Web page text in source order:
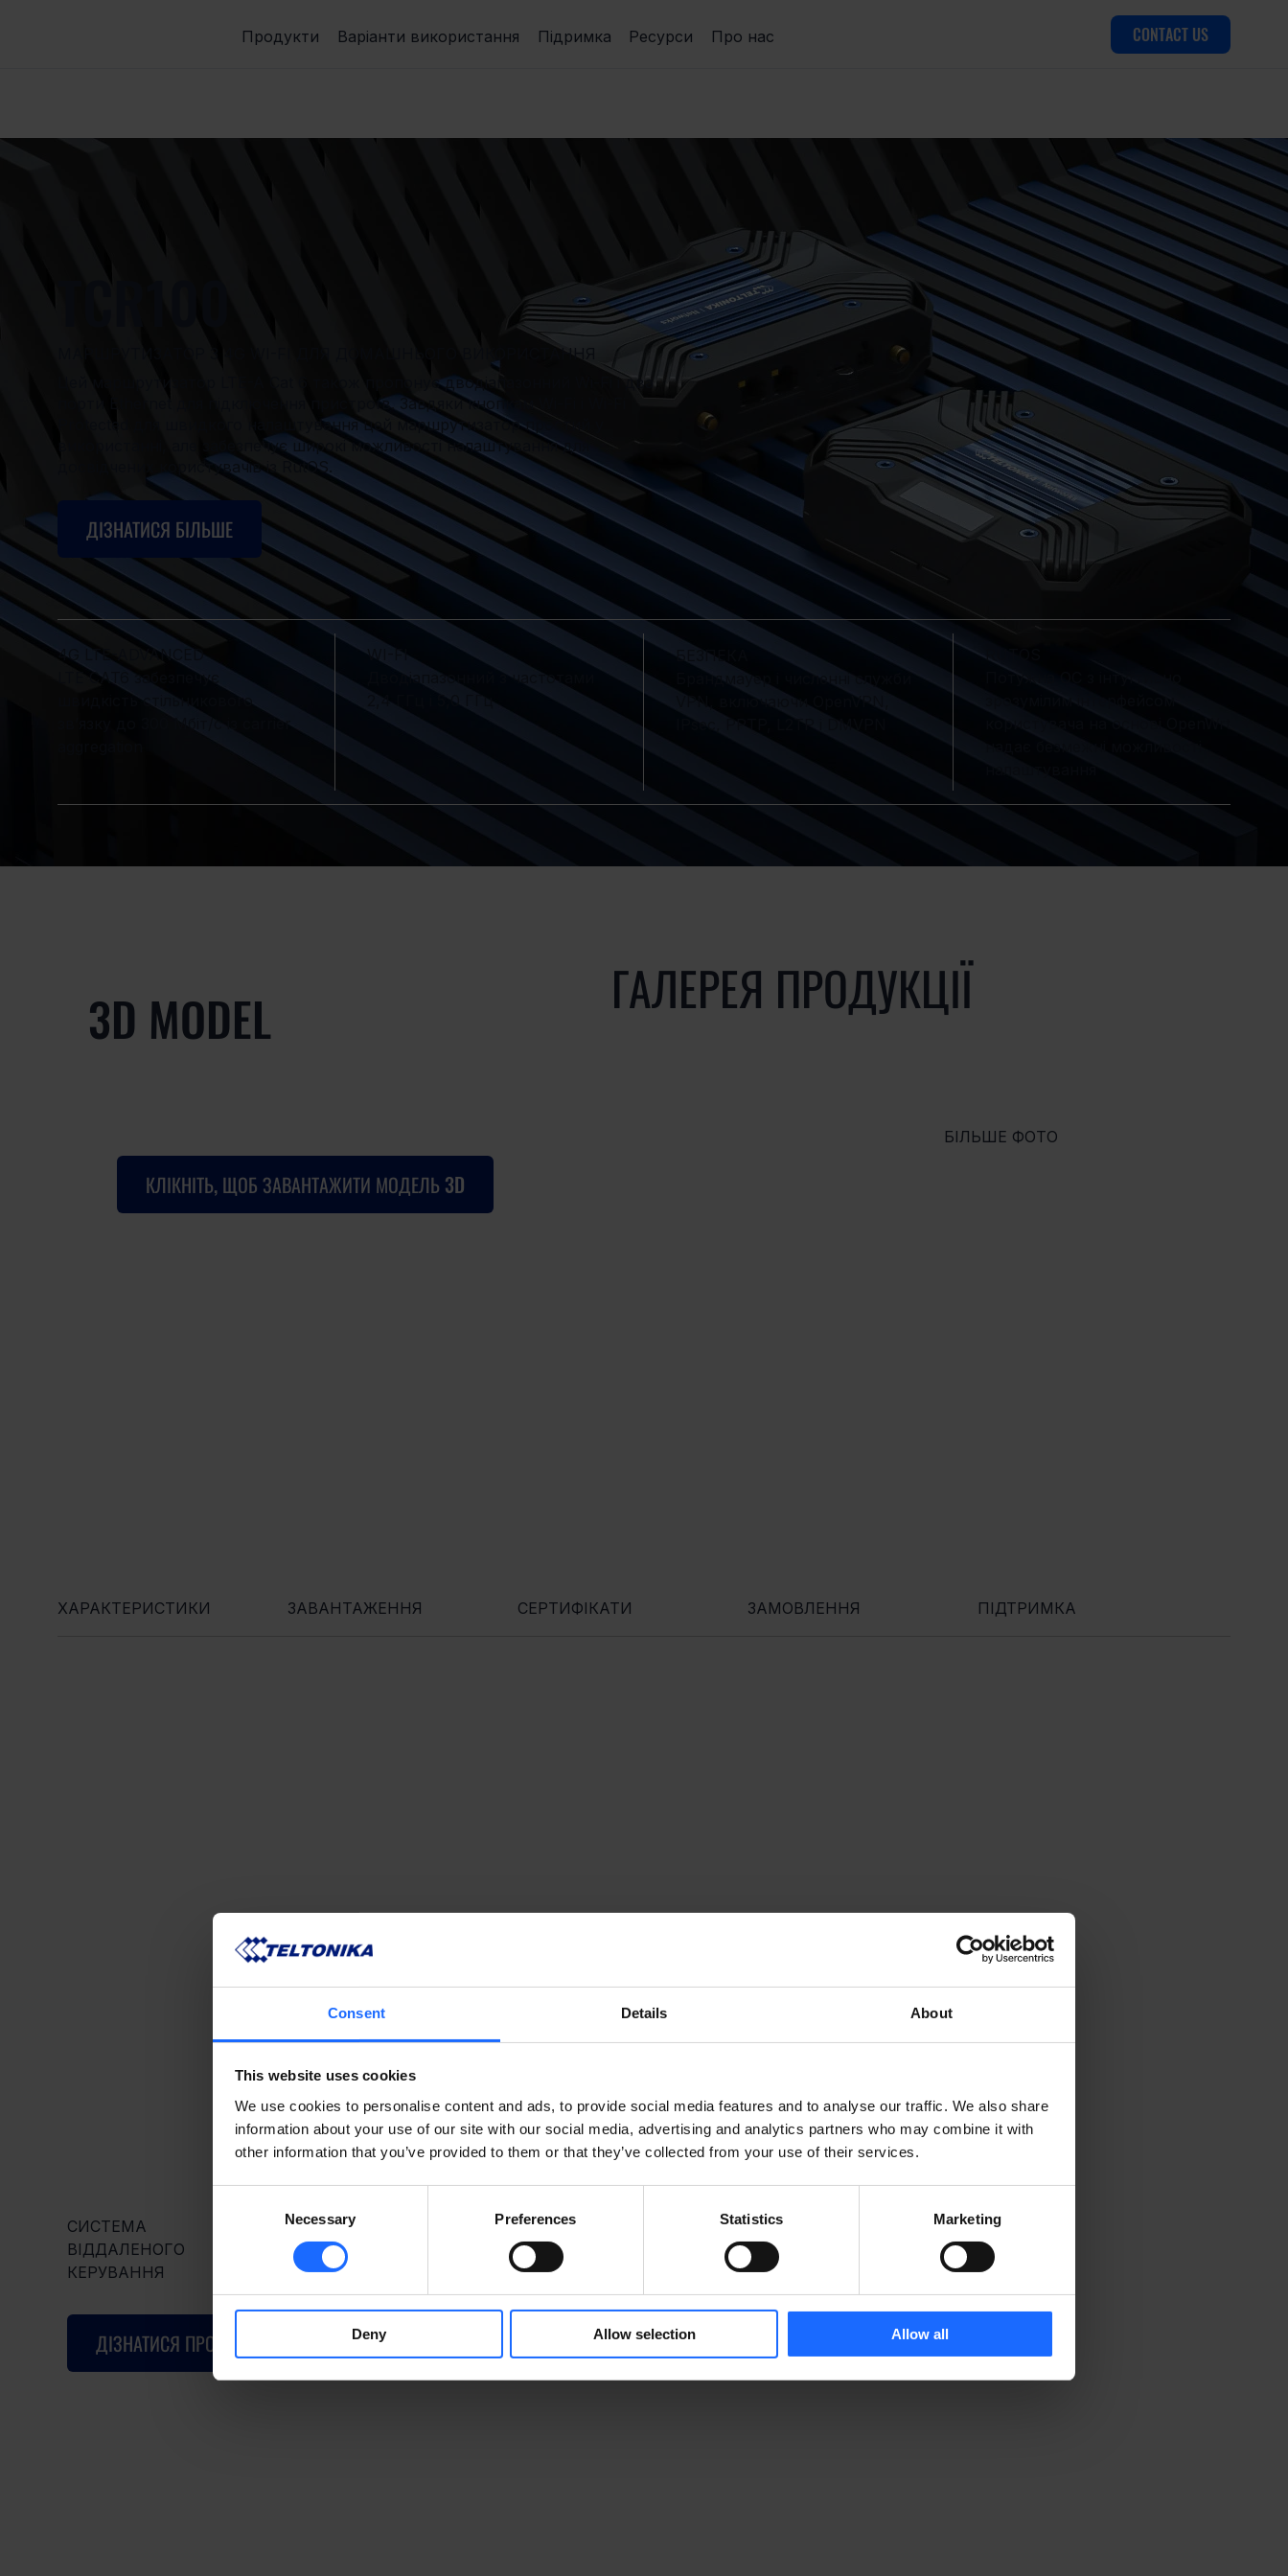
Consent Details About
This website uses cookies
We use cookies to personalise content and ads, to provide social media features and to analyse our traffic. We also share
information about your use of our site with our social media, advertising and analytics partners who may combine it with
other information that you’ve provided to them or that they’ve collected from your use of their services.
Necessary Preferences Statistics Marketing
Deny Allow selection Allow all
Продукти Варіанти використання Підримка Ресурси Про нас CONTACT US
МАРШРУТИЗАТОР З 4G WI-FI ДЛЯ ДОМАШНЬОГО ВИКОРИСТАННЯ
Цей маршрутизатор LTE-A Cat 6 також пропонує дводіапазонний Wi-Fi і два
порти Ethernet для підключення пристроїв. Завдяки кнопкам Wi-Fi і Wi-Fi
Protected для швидкого налаштування цей маршрутизатор простий у
використанні, але забезпечує широкі можливості налаштування для
досвідчених користувачів із RutOS.
ДІЗНАТИСЯ БІЛЬШЕ
4G LTE-ADVANCED
LTE CAT6 забезпечує
швидкість стільникового
Дводіапазонний з частотами
БЕЗПЕКА
Брандмауер і численні служби
RUTOS
Потужна ОС з інтуїтивно
3D MODEL
КЛІКНІТЬ, ЩОБ ЗАВАНТАЖИТИ МОДЕЛЬ 3D
ГАЛЕРЕЯ ПРОДУКЦІЇ
БІЛЬШЕ ФОТО
ХАРАКТЕРИСТИКИ СЕРТИФІКАТИ
ЗАВАНТАЖЕННЯ ЗАМОВЛЕННЯ ПІДТРИМКА
СИСТЕМА
ВІДДАЛЕНОГО
КЕРУВАННЯ
ДІЗНАТИСЯ ПРО RMS